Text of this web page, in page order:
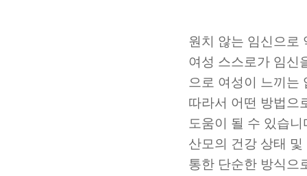
원치 않는 임신으로
여성 스스로가 임신
으로 여성이 느끼는
따라서 어떤 방법으
도움이 될 수 있습니
산모의 건강 상태
통한 단순한 방식으